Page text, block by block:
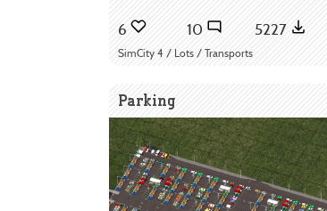
6 10 5227
SimCity 4 / Lots / Transports
Parking